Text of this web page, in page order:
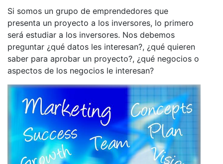
Si somos un grupo de emprendedores que
presenta un proyecto a los inversores, lo primero
será estudiar a los inversores. Nos debemos
preguntar ¿qué datos les interesan?, ¿qué quieren
saber para aprobar un proyecto?, ¿qué negocios o
aspectos de los negocios le interesan?